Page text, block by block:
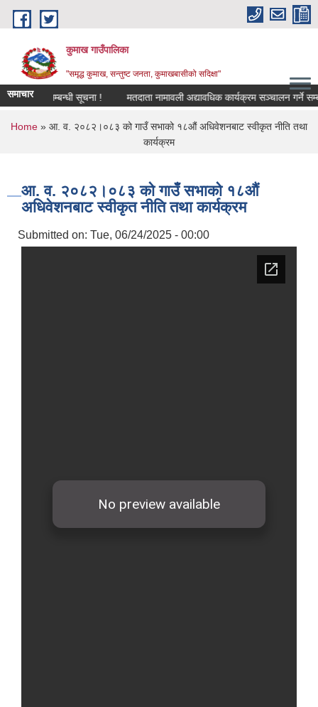
Skip to main content
कुमाख गाउँपालिका
"समृद्ध कुमाख, सन्तुष्ट जनता, कुमाखबासीको सदिक्षा"
समाचार
व्यवसाय दर्ता / नविकरण गर्ने सम्बन्धी सूचना ! मतदाता नामावली अद्यावधिक कार्यक्रम सञ्चालन गर्ने सम्बन्धी
You are here
Home » आ. व. २०८२।०८३ को गाउँ सभाको १८औं अधिवेशनबाट स्वीकृत नीति तथा
कार्यक्रम
आ. व. २०८२।०८३ को गाउँ सभाको १८औं
अधिवेशनबाट स्वीकृत नीति तथा कार्यक्रम
Submitted on: Tue, 06/24/2025 - 00:00